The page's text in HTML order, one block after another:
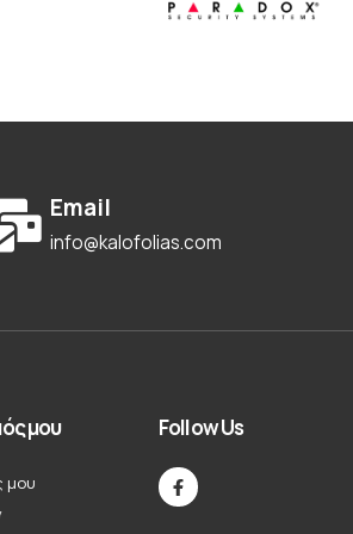
Email
info@kalofolias.com
μου
μου
Follow Us